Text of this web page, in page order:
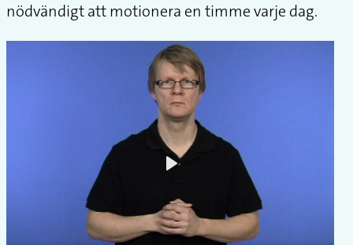
nödvändigt att motionera en timme varje dag.